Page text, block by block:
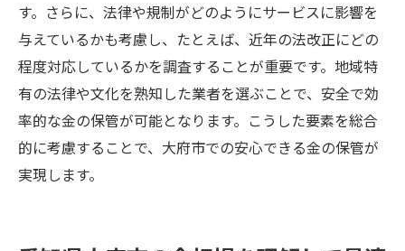
す。さらに、法律や規制がどのようにサービスに影響を
与えているかも考慮し、たとえば、近年の法改正にどの
程度対応しているかを調査することが重要です。地域特
有の法律や文化を熟知した業者を選ぶことで、安全で効
率的な金の保管が可能となります。こうした要素を総合
的に考慮することで、大府市での安心できる金の保管が
実現します。